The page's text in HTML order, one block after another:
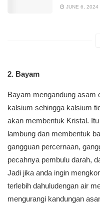
JUNE 6, 2024
2. Bayam
Bayam mengandung asam
kalsium sehingga kalsium
akan membentuk Kristal.
lambung dan membentuk
gangguan percernaan,
pecahnya pembulu darah,
Jadi jika anda ingin
terlebih dahuludengan air
mengurangi kandungan